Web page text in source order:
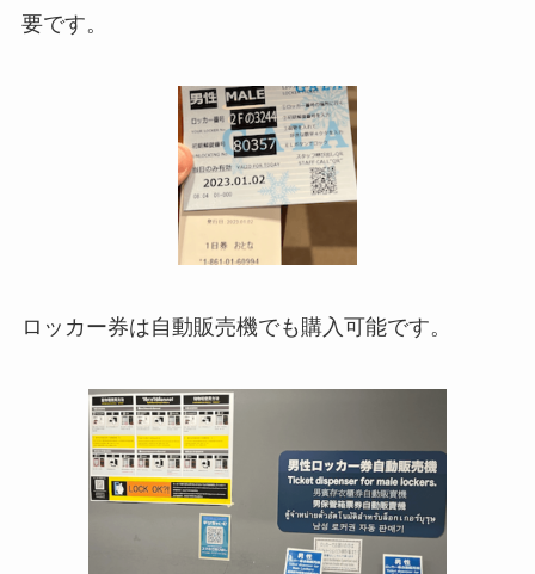
要です。
ロッカー券は自動販売機でも購入可能です。